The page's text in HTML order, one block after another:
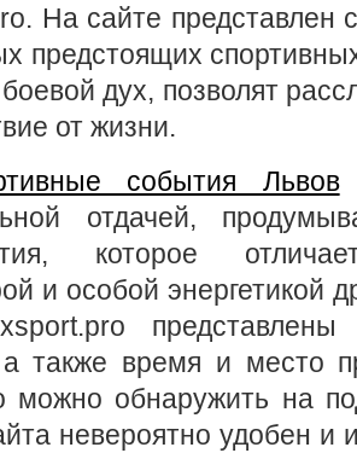
На сайте представлен
предстоящих
дух, позволят
от жизни.
события Львов
отдачей,
которое
и особой энергетикой
представлены
также время и место
можно обнаружить на
невероятно удобен и